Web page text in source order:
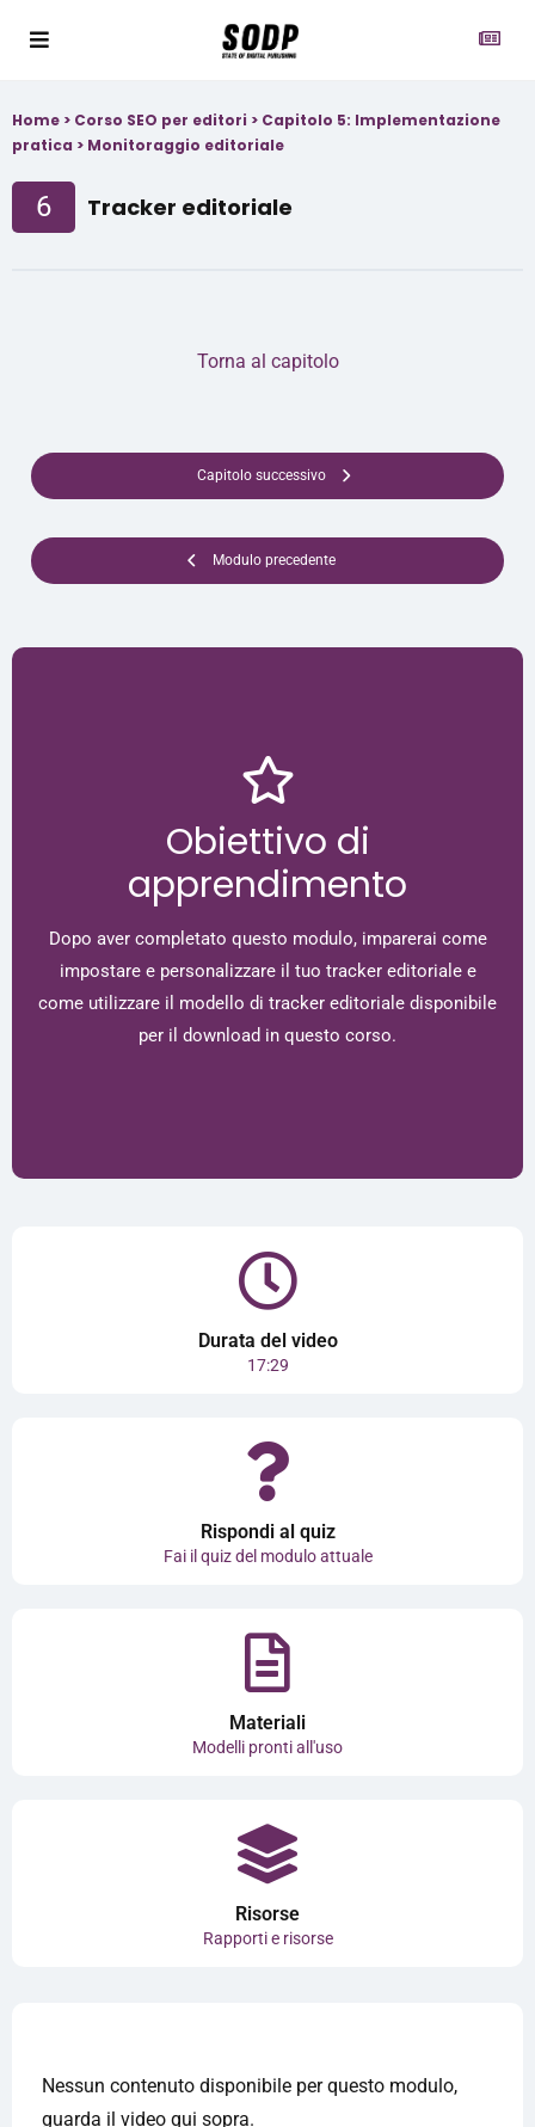
Home > Corso SEO per editori > Capitolo 5: Implementazione
pratica > Monitoraggio editoriale
6 Tracker editoriale
Modulo precedente
Torna al capitolo
Capitolo successivo
Obiettivo di
apprendimento
Dopo aver completato questo modulo, imparerai come
impostare e personalizzare il tuo tracker editoriale e
come utilizzare il modello di tracker editoriale disponibile
per il download in questo corso.
Durata del video
17:29
Rispondi al quiz
Fai il quiz del modulo attuale
Materiali
Modelli pronti all'uso
Risorse
Rapporti e risorse
Nessun contenuto disponibile per questo modulo,
guarda il video qui sopra.